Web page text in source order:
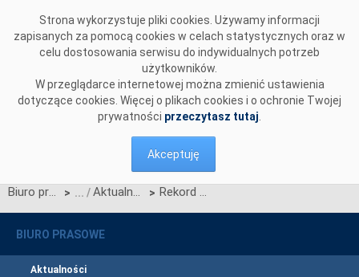
Strona wykorzystuje pliki cookies. Używamy informacji
zapisanych za pomocą cookies w celach statystycznych oraz w
celu dostosowania serwisu do indywidualnych potrzeb
użytkowników.
W przeglądarce internetowej można zmienić ustawienia
dotyczące cookies. Więcej o plikach cookies i o ochronie Twojej
prywatności przeczytasz tutaj
Akceptuję
Biuro prasowe > Aktualności > Rekord zapotrzebowania na moc w KSE w okresie letnim
BIURO PRASOWE
Aktualności